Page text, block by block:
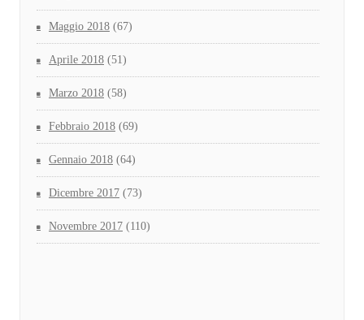
Maggio 2018 (67)
Aprile 2018 (51)
Marzo 2018 (58)
Febbraio 2018 (69)
Gennaio 2018 (64)
Dicembre 2017 (73)
Novembre 2017 (110)